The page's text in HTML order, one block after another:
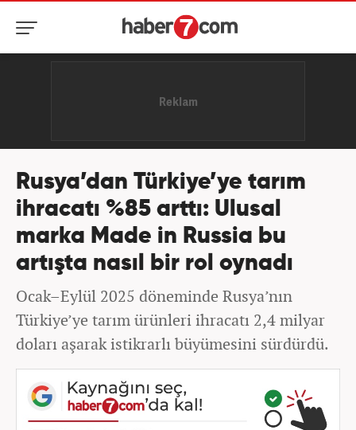
Rusya’dan Türkiye’ye tarım
ihracatı %85 arttı: Ulusal
marka Made in Russia bu
artışta nasıl bir rol oynadı
Ocak–Eylül 2025 döneminde Rusya’nın
Türkiye’ye tarım ürünleri ihracatı 2,4 milyar
doları aşarak istikrarlı büyümesini sürdürdü.